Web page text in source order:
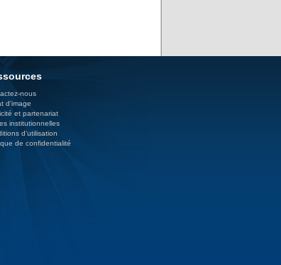
nous
d'image
et partenariat
institutionnelles
d’utilisation
de confidentialité